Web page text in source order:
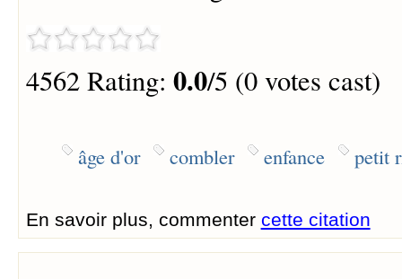
4562 Rating: 0.0/5 (0 votes cast)
âge d'or combler enfance petit
En savoir plus, commenter cette citation